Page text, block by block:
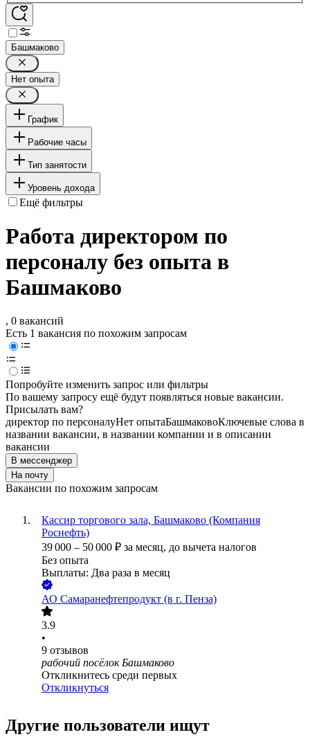
Башмаково
Нет опыта
График
Рабочие часы
Тип занятости
Уровень дохода
Ещё фильтры
Работа директором по
персоналу без опыта в
Башмаково
, 0 вакансий
Есть 1 вакансия по похожим запросам
Попробуйте изменить запрос или фильтры
По вашему запросу ещё будут появляться новые вакансии.
Присылать вам?
директор по персоналуНет опытаБашмаковоКлючевые слова в
названии вакансии, в названии компании и в описании
вакансии
В мессенджер
На почту
Вакансии по похожим запросам
Кассир торгового зала, Башмаково (Компания
Роснефть)
39 000 – 50 000 ₽ за месяц, до вычета налогов
Без опыта
Выплаты: Два раза в месяц
АО Самаранефтепродукт (в г. Пенза)
3.9
•
9 отзывов
рабочий посёлок Башмаково
Откликнитесь среди первых
Откликнуться
Другие пользователи ищут